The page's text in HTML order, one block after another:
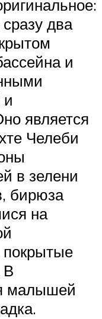
два
и
является
Челеби
в зелени
бирюза
на
покрытые
В
малышей